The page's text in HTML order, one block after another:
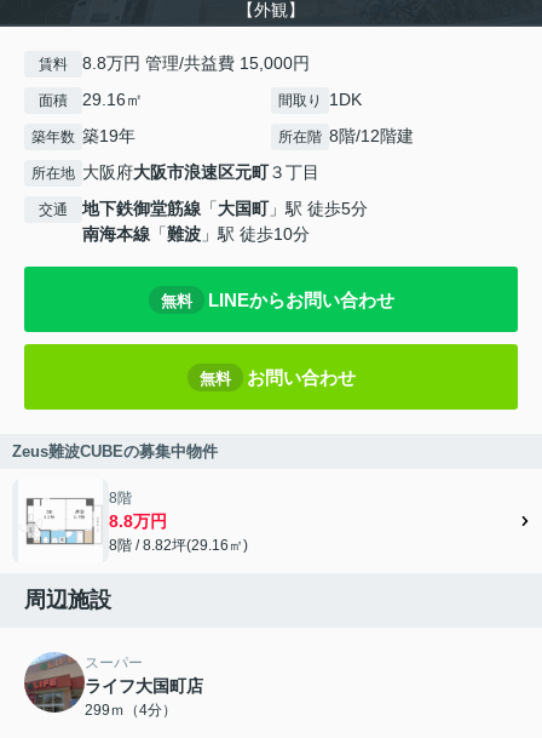
【外観】
賃料 8.8万円 管理/共益費 15,000円
面積 29.16㎡ 間取り 1DK
築年数 築19年 所在階 8階/12階建
所在地 大阪府大阪市浪速区元町３丁目
交通 地下鉄御堂筋線 「大国町」駅 徒歩5分
南海本線 「難波 」駅 徒歩10分
無料 LINEからお問い合わせ
無料 お問い合わせ
Zeus難波CUBEの募集中物件
8階
8.8万円
8階 / 8.82坪(29.16㎡)
周辺施設
スーパー
ライフ大国町店
299ｍ（4分）